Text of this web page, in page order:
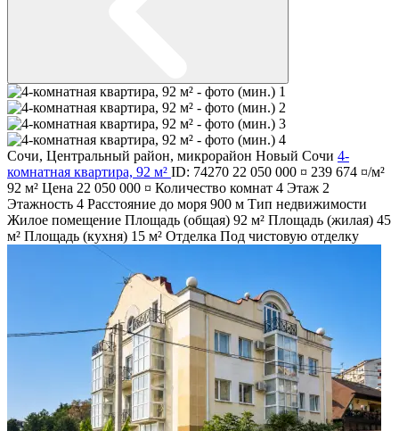
Сочи, Центральный район, микрорайон Новый Сочи 4-
комнатная квартира, 92 м² ID: 74270 22 050 000 ¤ 239 674 ¤/м²
92 м² Цена 22 050 000 ¤ Количество комнат 4 Этаж 2
Этажность 4 Расстояние до моря 900 м Тип недвижимости
Жилое помещение Площадь (общая) 92 м² Площадь (жилая) 45
м² Площадь (кухня) 15 м² Отделка Под чистовую отделку